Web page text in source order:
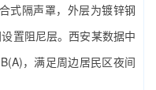
式隔声罩，外层为镀锌钢
置阻尼层。西安某数据中
，满足周边居民区夜间